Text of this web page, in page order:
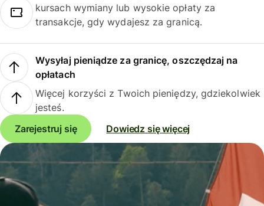
kursach wymiany lub wysokie opłaty za
transakcje, gdy wydajesz za granicą.
Wysyłaj pieniądze za granicę, oszczędzaj na
opłatach
Więcej korzyści z Twoich pieniędzy, gdziekolwiek
jesteś.
Zarejestruj się
Dowiedz się więcej